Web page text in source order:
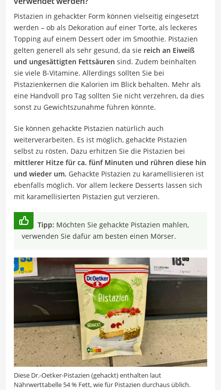
Pistazien in gehackter Form können vielseitig eingesetzt
werden – ob als Dekoration auf einer Torte, als leckeres
Topping auf einem Dessert oder im Smoothie. Pistazien
gelten generell als sehr gesund, da sie reich an Eiweiß
und ungesättigten Fettsäuren sind. Zudem beinhalten
sie viele B-Vitamine. Allerdings sollten Sie bei
Pistazienkernen die Kalorien im Blick behalten. Mehr als
eine Handvoll pro Tag sollten Sie nicht verzehren, da dies
sonst zu Gewichtszunahme führen könnte.
Sie können gehackte Pistazien natürlich auch
weiterverarbeiten. Es ist möglich, gehackte Pistazien
selbst zu rösten. Dazu erhitzen Sie die Pistazien bei
mittlerer Hitze für ca. fünf Minuten und rühren diese hin
und wieder um. Gehackte Pistazien zu karamellisieren ist
ebenfalls möglich. Vor allem leckere Desserts lassen sich
mit karamellisierten Pistazien gut verzieren.
Tipp: Möchten Sie gehackte Pistazien mahlen,
verwenden Sie dafür am besten einen Mörser.
Diese Dr.-Oetker-Pistazien (gehackt) enthalten laut
Nährwerttabelle 54 % Fett, wie für Pistazien durchaus üblich.